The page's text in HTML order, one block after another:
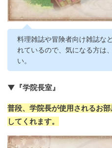
料理雑誌や冒険者向け雑誌な
れているので、気になる方は
い。
▼『学院長室』
普段、学院長が使用されるお
してくれます。